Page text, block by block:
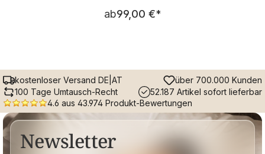
Regulärer Preis:
ab99,00 €*
kostenloser Versand DE|AT
über 700.000 Kunden
100 Tage Umtausch-Recht
52.187 Artikel sofort lieferbar
4.6 aus 43.974 Produkt-Bewertungen
Newsletter